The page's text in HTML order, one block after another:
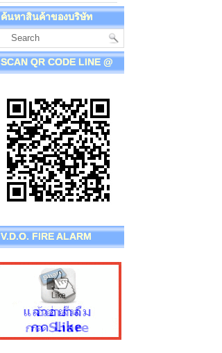
ค้นหาสินค้าของบริษัท
SCAN QR CODE LINE @
V.D.O. FIRE ALARM